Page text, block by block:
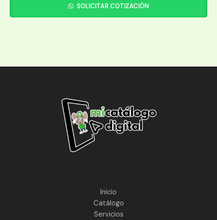
SOLICITAR COTIZACIÓN
Inicio
Catálogo
Servicios